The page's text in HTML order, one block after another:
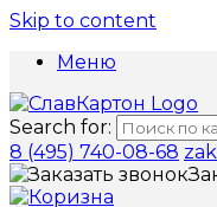
Skip to content
Меню
Search for:
8 (495) 740-08-68